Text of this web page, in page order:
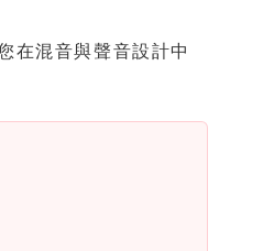
混音與聲音設計中